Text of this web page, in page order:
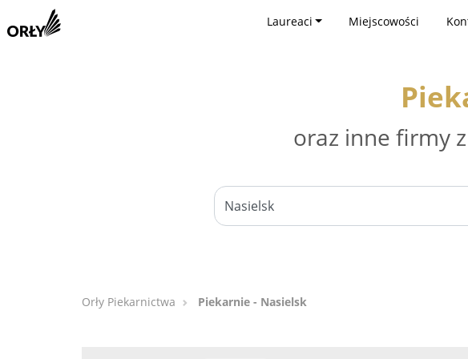
Laureaci Miejscowości
oraz inne firmy
Orły Piekarnictwa Piekarnie - Nasielsk